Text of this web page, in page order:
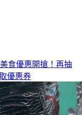
食優惠開搶！再抽
優惠券